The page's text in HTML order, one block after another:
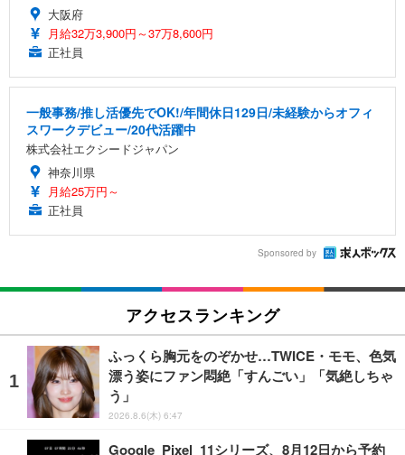
大阪府
月給32万3,900円～37万8,600円
正社員
一般事務/推し活優先でOK!/年間休日129日/未経験からオフィ
スワークデビュー/20代活躍中
株式会社エクシードジャパン
神奈川県
月給25万円～
正社員
Sponsored by
アクセスランキング
ふっくら胸元をのぞかせ…TWICE・モモ、色気
漂う姿にファン悶絶「すんごい」「気絶しちゃ
う」
2026.8.6(木) 6:47
Google Pixel 11シリーズ、8月12日から予約